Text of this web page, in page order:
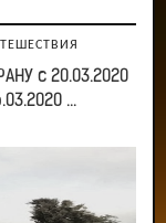
с 20.03.2020
...